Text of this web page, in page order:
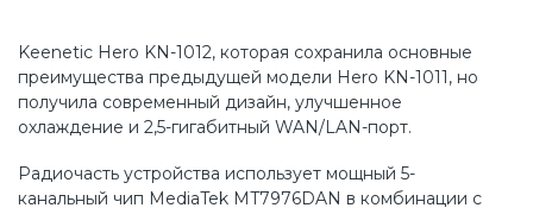
Keenetic Hero KN-1012, которая сохранила основные
преимущества предыдущей модели Hero KN-1011, но
получила современный дизайн, улучшенное
охлаждение и 2,5-гигабитный WAN/LAN-порт.
Радиочасть устройства использует мощный 5-
канальный чип MediaTek MT7976DAN в комбинации с